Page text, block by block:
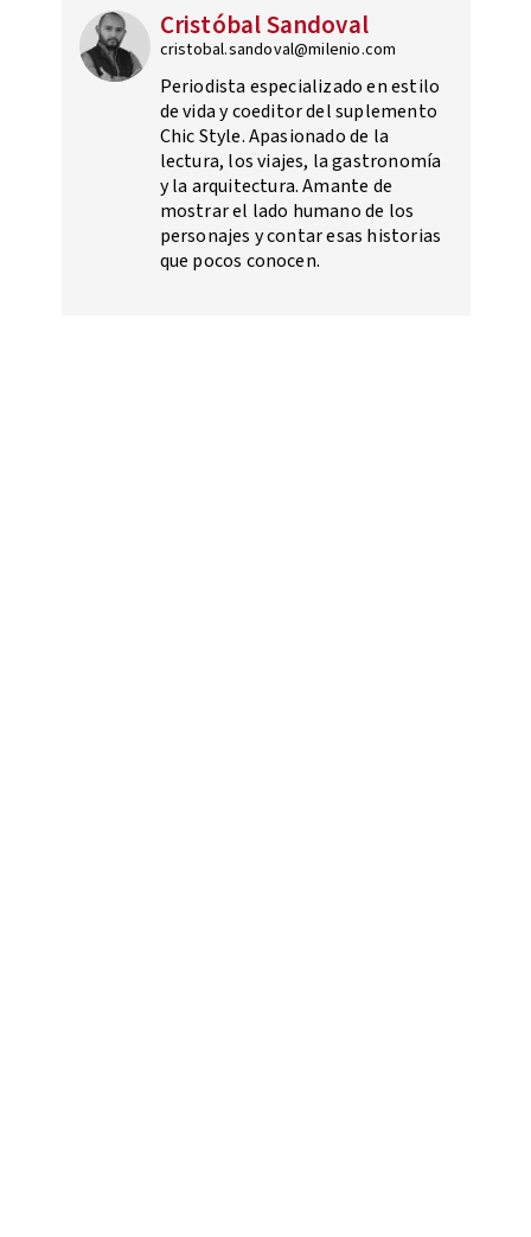
Cristóbal Sandoval
cristobal.sandoval@milenio.com
Periodista especializado en estilo
de vida y coeditor del suplemento
Chic Style. Apasionado de la
lectura, los viajes, la gastronomía
y la arquitectura. Amante de
mostrar el lado humano de los
personajes y contar esas historias
que pocos conocen.